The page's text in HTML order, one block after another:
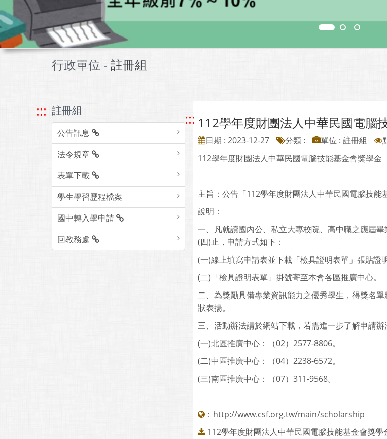
行政單位 - 註冊組
::: 註冊組
公告訊息
法令規章
表單下載
學生學習歷程檔案
國中轉入學申請
回教務處
::: 112學年度財團法人中華民國電腦
日期 : 2023-12-27 分類 : 單位 : 註冊組
112學年度財團法人中華民國電腦技能基金會獎學金
主旨：公告「112學年度財團法人中華民國電腦技能
說明：
一、凡就讀國內公、私立大專校院、高中職之應屆
(四)止，申請方式如下：
(一)線上填寫申請表並下載「檢具證明表單」張貼證明
(二)「檢具證明表單」掛號寄至本會各區推廣中心。
二、為獎勵具備專業資訊能力之優秀學生，得獎名
狀表揚。
三、活動辦法請於網站下載，若需進一步了解申請辦
(一)北區推廣中心：（02）2577-8806。
(二)中區推廣中心：（04）2238-6572。
(三)南區推廣中心：（07）311-9568。
： http://www.csf.org.tw/main/scholarship
112學年度財團法人中華民國電腦技能基金會獎學